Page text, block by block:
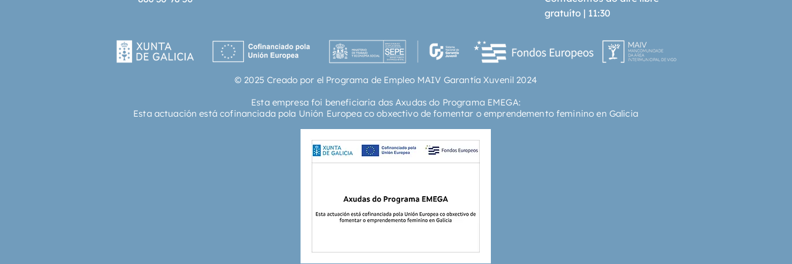
gratuíto | 11:30
© 2025 Creado por el Programa de Empleo MAIV Garantía Xuvenil 2024
Esta empresa foi beneficiaria das Axudas do Programa EMEGA:
Esta actuación está cofinanciada pola Unión Europea co obxectivo de fomentar o emprendemento feminino en Galicia